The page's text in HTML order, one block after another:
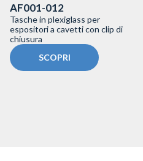
AF001-012
Tasche in plexiglass per
espositori a cavetti con clip di
chiusura
SCOPRI